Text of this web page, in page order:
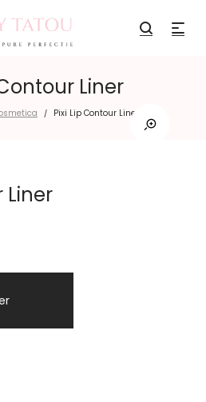
Liner
/ Pixi Lip Contour Liner
Liner